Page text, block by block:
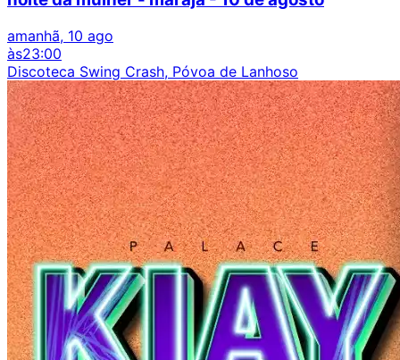
amanhã, 10 ago
às23:00
Discoteca Swing Crash, Póvoa de Lanhoso